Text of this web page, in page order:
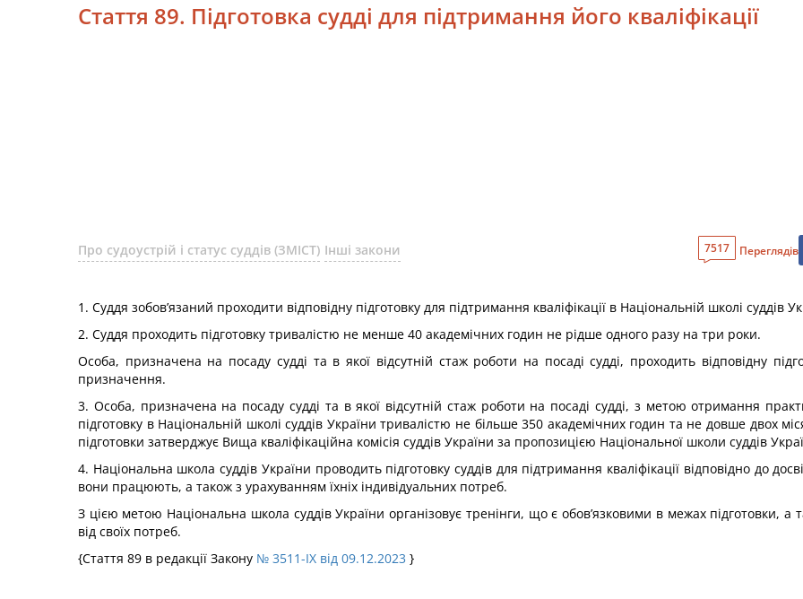
Стаття 89. Підготовка судді для підтримання його кваліфікації
Про судоустрій і статус суддів (ЗМІСТ) Інші закони 7517 Переглядів
1. Суддя зобов’язаний проходити відповідну підготовку для підтримання кваліфікації в Національній школі суддів
2. Суддя проходить підготовку тривалістю не менше 40 академічних годин не рідше одного разу на три роки.
Особа, призначена на посаду судді та в якої відсутній стаж роботи на посаді судді, проходить відповідну
призначення.
3. Особа, призначена на посаду судді та в якої відсутній стаж роботи на посаді судді, з метою отримання
підготовку в Національній школі суддів України тривалістю не більше 350 академічних годин та не довше двох
підготовки затверджує Вища кваліфікаційна комісія суддів України за пропозицією Національної школи суддів
4. Національна школа суддів України проводить підготовку суддів для підтримання кваліфікації відповідно до
вони працюють, а також з урахуванням їхніх індивідуальних потреб.
З цією метою Національна школа суддів України організовує тренінги, що є обов’язковими в межах підготовки,
від своїх потреб.
{Стаття 89 в редакції Закону № 3511-IX від 09.12.2023 }